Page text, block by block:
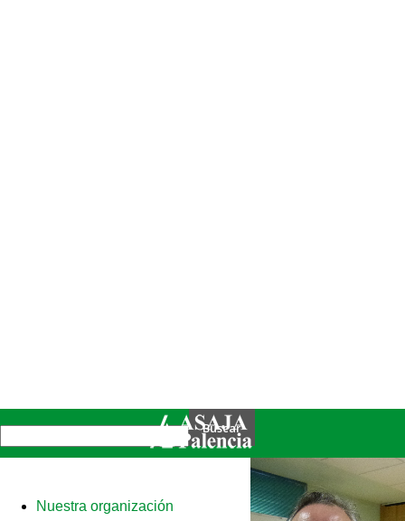
Nuestra organización